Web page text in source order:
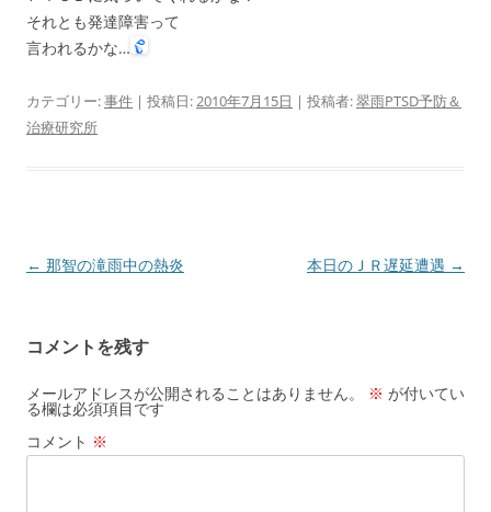
それとも発達障害って
言われるかな…
カテゴリー:事件 | 投稿日:2010年7月15日 | 投稿者:翠雨PTSD予防＆
治療研究所
投
ビ
ゲ
ー
シ
← 那智の滝雨中の熱炎 本日のＪＲ遅延遭遇 →
コメントを残す
メールアドレスが公開されることはありません。 ※ が付いてい
る欄は必須項目です
コメント ※